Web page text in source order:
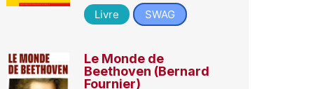
Livre
SWAG
Le Monde de
Beethoven (Bernard
Fournier)